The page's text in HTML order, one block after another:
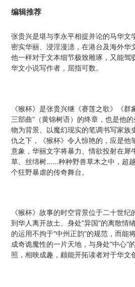
编辑推荐
张贵兴是堪与李永平相提并论的马华文
密实华丽、浸淫漫漶，在港台及海外华
他一样对于文本细节极致雕琢，又能驾
华文小说写作者，屈指可数。
《猴杯》是张贵兴继《赛莲之歌》《群
三部曲”（黄锦树语）的终章，也是他
物为背景、以魔幻现实的笔调书写家族
仇之下，《猴杯》令人惊艳的，应是他
意象，华丽文字将暴力、情欲投射在犀
草、丝绵树……种种野兽草木之中，超
个狂野暴虐的传奇舞台。
《猴杯》故事的时空背景位于二十世
到华人离开故土、身处“异国”的离散情
的运用不拘于“中州正韵”的规范，而能
成奇诡魔性的一片天地，与身处“中心”
照，相映成趣，颇能开拓读者对于华文